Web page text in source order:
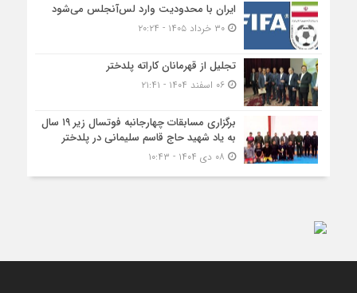
ایران با محدودیت وارد لس‌آنجلس می‌شود
۳۰ خرداد ۱۴۰۵ - ۲۰:۲۴
تجلیل از قهرمانان کاراته پلدختر
۰۶ اسفند ۱۴۰۴ - ۲۱:۴۱
برگزاری مسابقات چهارجانبه فوتسال زیر ۱۹ سال
به یاد شهید حاج قاسم سلیمانی در پلدختر